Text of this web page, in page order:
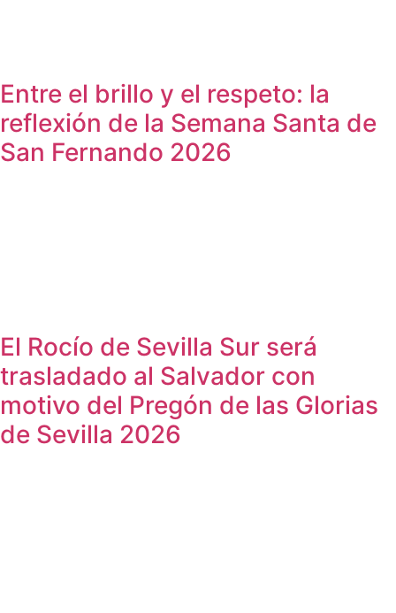
Entre el brillo y el respeto: la
reflexión de la Semana Santa de
San Fernando 2026
El Rocío de Sevilla Sur será
trasladado al Salvador con
motivo del Pregón de las Glorias
de Sevilla 2026